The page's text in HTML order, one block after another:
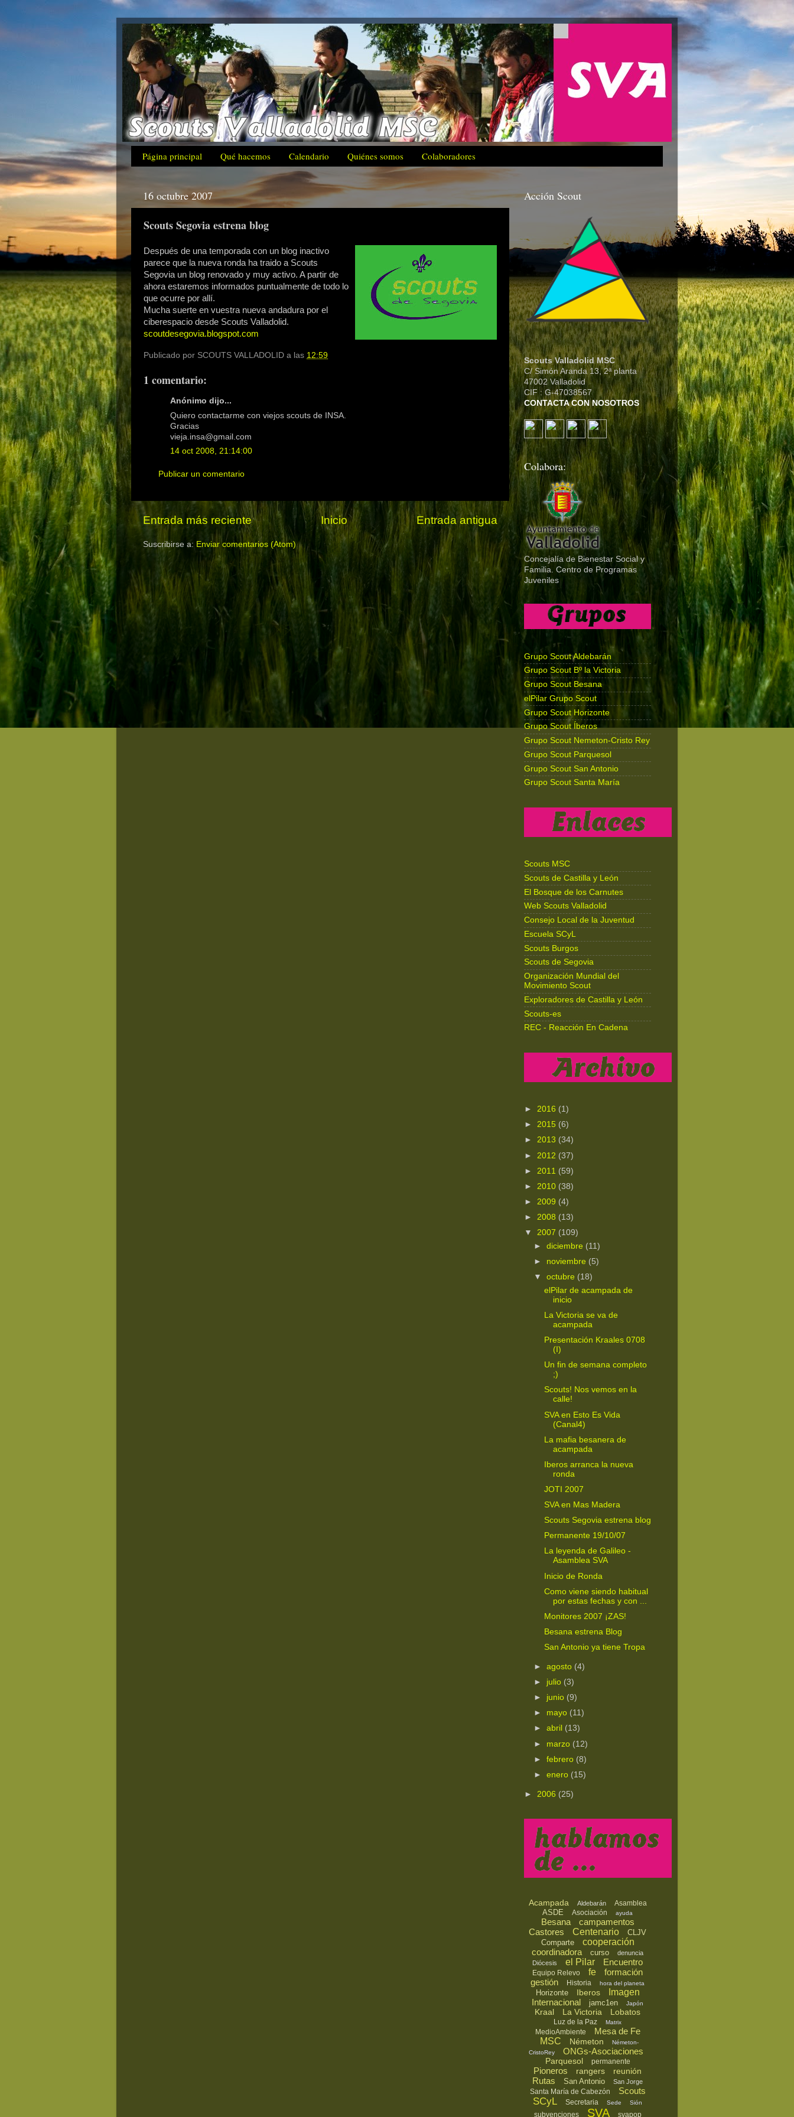
Página principal Qué hacemos Calendario Quiénes somos Colaboradores
16 octubre 2007
Scouts Segovia estrena blog
Después de una temporada con un blog inactivo
parece que la nueva ronda ha traido a Scouts
Segovia un blog renovado y muy activo. A partir de
ahora estaremos informados puntualmente de todo lo
que ocurre por allí.
Mucha suerte en vuestra nueva andadura por el
ciberespacio desde Scouts Valladolid.
scoutdesegovia.blogspot.com
Publicado por SCOUTS VALLADOLID a las 12:59
1 comentario:
Anónimo dijo...
Quiero contactarme con viejos scouts de INSA.
Gracias
vieja.insa@gmail.com
14 oct 2008, 21:14:00
Publicar un comentario
Entrada más reciente Entrada antigua
Inicio
Suscribirse a: Enviar comentarios (Atom)
Acción Scout
Scouts Valladolid MSC
C/ Simón Aranda 13, 2ª planta
47002 Valladolid
CIF : G-47038567
CONTACTA CON NOSOTROS
Colabora:
Concejalía de Bienestar Social y
Familia. Centro de Programas
Juveniles
Grupo Scout Aldebarán
Grupo Scout Bº la Victoria
Grupo Scout Besana
elPilar Grupo Scout
Grupo Scout Horizonte
Grupo Scout Íberos
Grupo Scout Nemeton-Cristo Rey
Grupo Scout Parquesol
Grupo Scout San Antonio
Grupo Scout Santa María
Scouts MSC
Scouts de Castilla y León
El Bosque de los Carnutes
Web Scouts Valladolid
Consejo Local de la Juventud
Escuela SCyL
Scouts Burgos
Scouts de Segovia
Organización Mundial del
Movimiento Scout
Exploradores de Castilla y León
Scouts-es
REC - Reacción En Cadena
► 2016 (1)
► 2015 (6)
► 2013 (34)
► 2012 (37)
► 2011 (59)
► 2010 (38)
► 2009 (4)
► 2008 (13)
▼ 2007 (109)
►diciembre (11)
► noviembre (5)
▼octubre (18)
elPilar de acampada de
inicio
La Victoria se va de
acampada
Presentación Kraales 0708
(I)
Un fin de semana completo
;)
Scouts! Nos vemos en la
calle!
SVA en Esto Es Vida
(Canal4)
La mafia besanera de
acampada
Iberos arranca la nueva
ronda
JOTI 2007
SVA en Mas Madera
Scouts Segovia estrena blog
Permanente 19/10/07
La leyenda de Galileo -
Asamblea SVA
Inicio de Ronda
Como viene siendo habitual
por estas fechas y con ...
Monitores 2007 ¡ZAS!
Besana estrena Blog
San Antonio ya tiene Tropa
►agosto (4)
► julio (3)
► junio (9)
► mayo (11)
►abril (13)
► marzo (12)
►febrero (8)
►enero (15)
► 2006 (25)
Acampada Aldebarán Asamblea
ASDE Asociación ayuda
Besana
campamentos
Castores
Centenario
CLJV
Comparte
cooperación
coordinadora
curso
denuncia
Diócesis
el Pilar Encuentro
Equipo Relevo fe
formación
gestión
Historia hora del planeta
Horizonte Iberos
Imagen
Internacional
jamc1en Japón
Kraal La Victoria Lobatos
Luz de la Paz Matrix
MedioAmbiente
Mesa de Fe
MSC
Németon
Németon-
CristoRey
ONGs-Asociaciones
Parquesol permanente
Pioneros rangers reunión
Rutas San Antonio San Jorge
Santa María de Cabezón Scouts
SCyL Secretaria Sede Sión
subvenciones SVA svapop